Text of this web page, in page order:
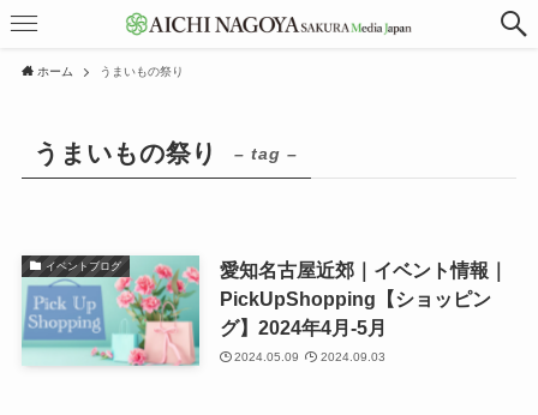
ホーム うまいもの祭り
うまいもの祭り – tag –
イベントブログ
愛知名古屋近郊｜イベント情報｜
PickUpShopping【ショッピン
グ】2024年4月-5月
2024.05.09 2024.09.03